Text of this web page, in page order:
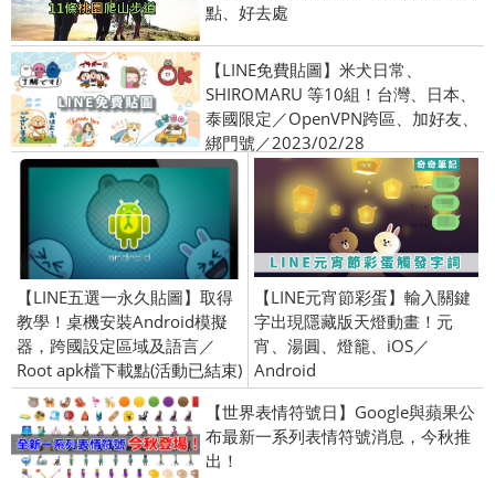
點、好去處
【LINE免費貼圖】米犬日常、
SHIROMARU 等10組！台灣、日本、
泰國限定／OpenVPN跨區、加好友、
綁門號／2023/02/28
【LINE五選一永久貼圖】取得
教學！桌機安裝Android模擬
器，跨國設定區域及語言／
Root apk檔下載點(活動已結束)
【LINE元宵節彩蛋】輸入關鍵
字出現隱藏版天燈動畫！元
宵、湯圓、燈籠、iOS／
Android
【世界表情符號日】Google與蘋果公
布最新一系列表情符號消息，今秋推
出！